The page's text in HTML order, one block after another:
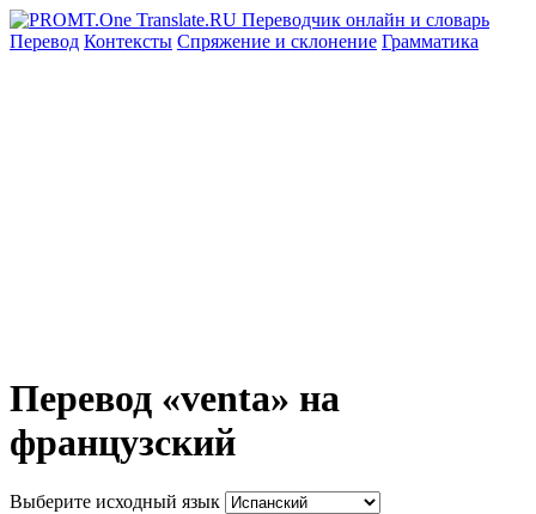
Перевод Контексты Спряжение и склонение Грамматика
Перевод «venta» на
французский
Выберите исходный язык